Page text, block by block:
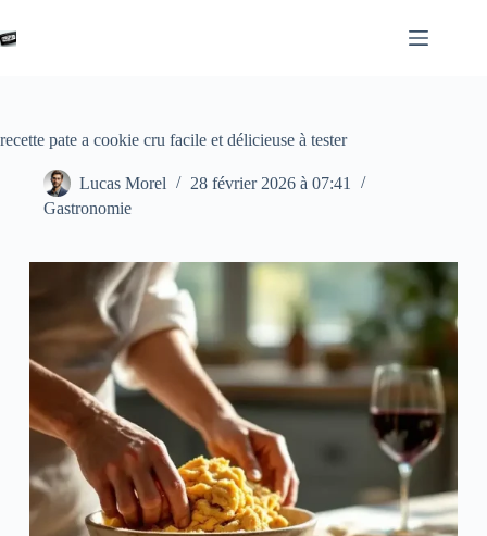
au
contenu
recette pate a cookie cru facile et délicieuse à tester
Lucas Morel
28 février 2026 à 07:41
Gastronomie